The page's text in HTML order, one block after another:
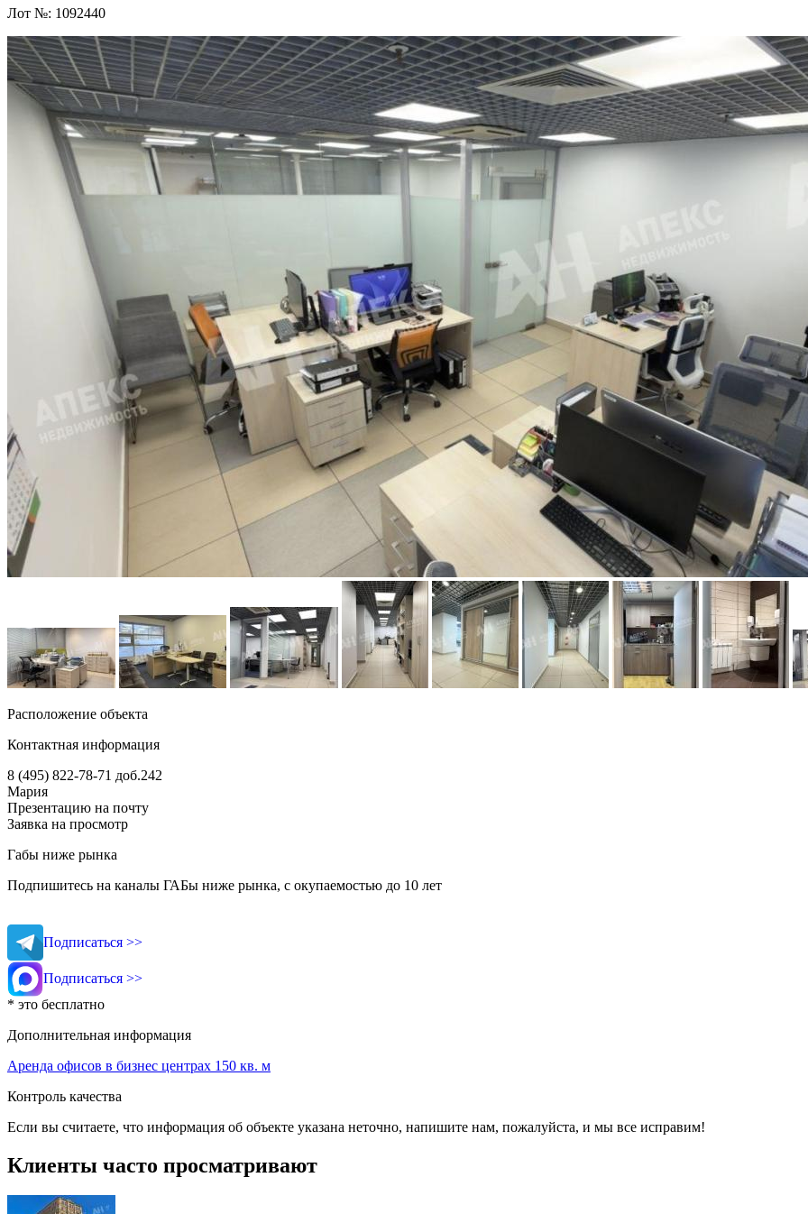
Лот №: 1092440
Расположение объекта
Контактная информация
8 (495) 822-78-71 доб.242
Мария
Презентацию на почту
Заявка на просмотр
Габы ниже рынка
Подпишитесь на каналы ГАБы ниже рынка, с окупаемостью до 10 лет
Подписаться >>
Подписаться >>
* это бесплатно
Дополнительная информация
Аренда офисов в бизнес центрах 150 кв. м
Контроль качества
Если вы считаете, что информация об объекте указана неточно, напишите нам, пожалуйста, и мы все исправим!
Клиенты часто просматривают